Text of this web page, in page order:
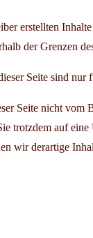
erstellten
der Grenzen
Seite sind nur
Seite nicht vom
trotzdem auf
wir derartige